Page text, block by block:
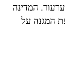
המדינה
המגנה על